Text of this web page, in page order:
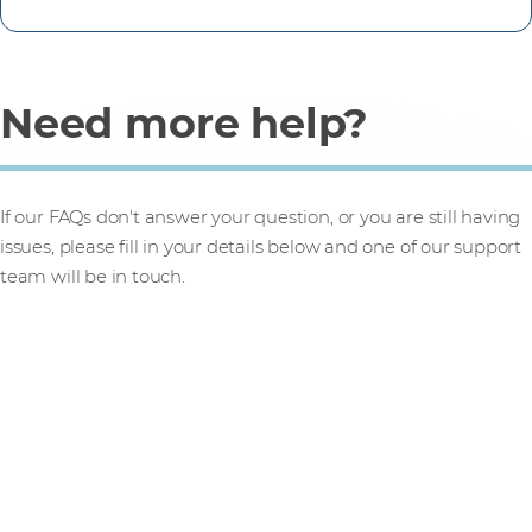
Need more help?
If our FAQs don't answer your question, or you are still having
issues, please fill in your details below and one of our support
team will be in touch.